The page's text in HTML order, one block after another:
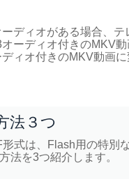
ディオがある場合、
ーディオ付きのMKV
ィオ付きのMKV動画
法３つ
式は、Flash用の特別
法を3つ紹介します。